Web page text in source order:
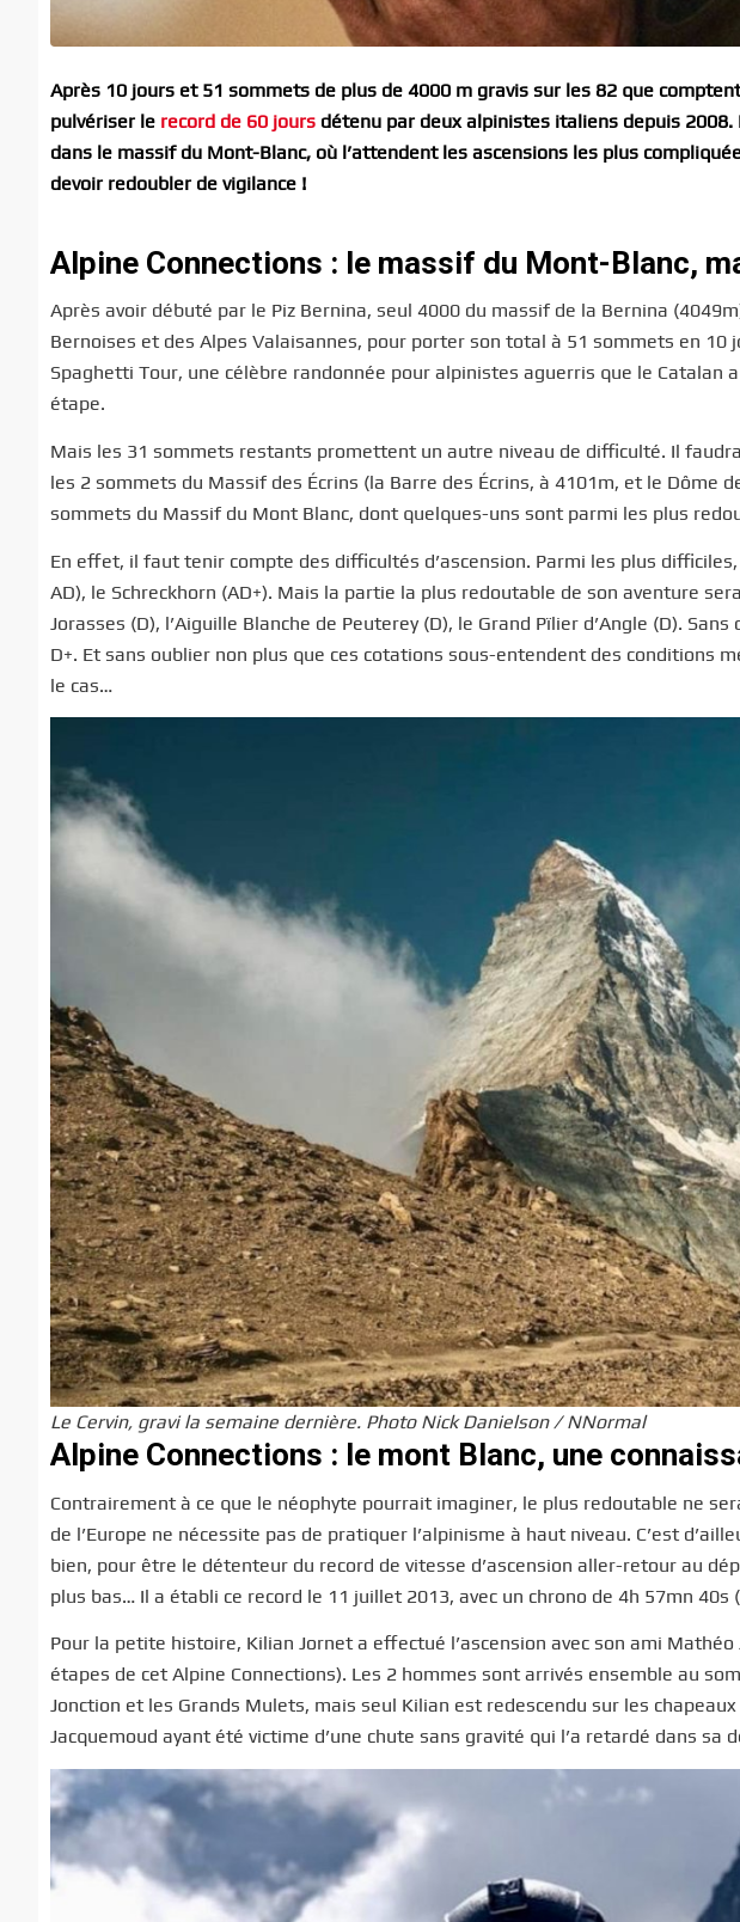
Après 10 jours et 51 sommets de plus de 4000 m gravis sur les 82 que
pulvériser le record de 60 jours détenu par deux alpinistes italiens depuis
dans le massif du Mont-Blanc, où l’attendent les ascensions les plus
devoir redoubler de vigilance !
Alpine Connections : le massif du Mont-Blanc,
Après avoir débuté par le Piz Bernina, seul 4000 du massif de la Bernina
Bernoises et des Alpes Valaisannes, pour porter son total à 51 sommets en 10
Spaghetti Tour, une célèbre randonnée pour alpinistes aguerris que le Catalan
étape.
Mais les 31 sommets restants promettent un autre niveau de difficulté. Il
les 2 sommets du Massif des Écrins (la Barre des Écrins, à 4101m, et le Dôme
sommets du Massif du Mont Blanc, dont quelques-uns sont parmi les plus
En effet, il faut tenir compte des difficultés d’ascension. Parmi les plus
AD), le Schreckhorn (AD+). Mais la partie la plus redoutable de son aventure
Jorasses (D), l’Aiguille Blanche de Peuterey (D), le Grand Pïlier d’Angle (D).
D+. Et sans oublier non plus que ces cotations sous-entendent des conditions
le cas…
Le Cervin, gravi la semaine dernière. Photo Nick Danielson / NNormal
Alpine Connections : le mont Blanc, une
Contrairement à ce que le néophyte pourrait imaginer, le plus redoutable ne
de l’Europe ne nécessite pas de pratiquer l’alpinisme à haut niveau. C’est
bien, pour être le détenteur du record de vitesse d’ascension aller-retour au
plus bas… Il a établi ce record le 11 juillet 2013, avec un chrono de 4h 57mn 40s
Pour la petite histoire, Kilian Jornet a effectué l’ascension avec son ami
étapes de cet Alpine Connections). Les 2 hommes sont arrivés ensemble au
Jonction et les Grands Mulets, mais seul Kilian est redescendu sur les
Jacquemoud ayant été victime d’une chute sans gravité qui l’a retardé dans sa